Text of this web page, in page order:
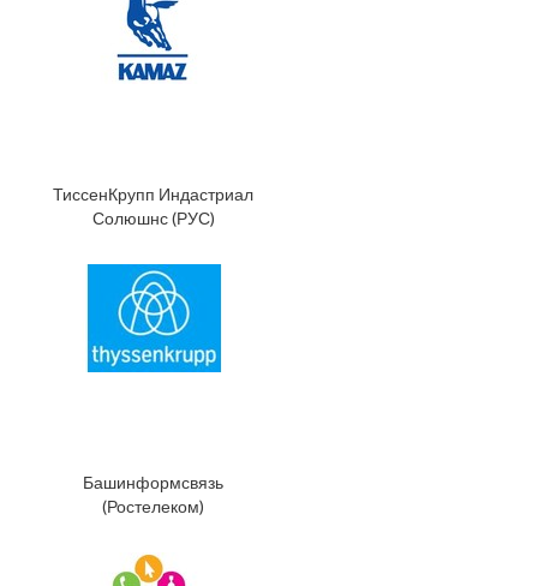
ТиссенКрупп Индастриал
Солюшнс (РУС)
Башинформсвязь
(Ростелеком)